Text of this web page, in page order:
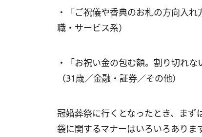
・「ご祝儀や香典のお札の方向入
職・サービス系）
・「お祝い金の包む額。割り切れ
（31歳／金融・証券／その他）
冠婚葬祭に行くとなったとき、ま
袋に関するマナーはいろいろあり